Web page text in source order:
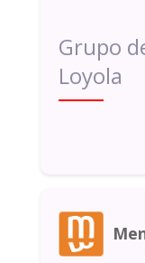
Grupo
Loyola